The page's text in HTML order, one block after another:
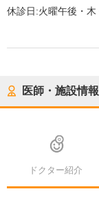
休診日:火曜午後・木
医師・施設情報
ドクター紹介